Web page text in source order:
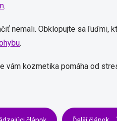
.
nemali. Obklopujte sa ľuďmi,
.
vám kozmetika pomáha od